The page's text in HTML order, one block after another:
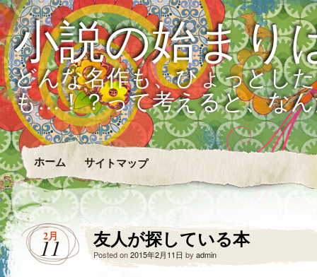
小説の始まり
どんな名作も、ひょっとし
も…！？って考えると、な
ホーム サイトマップ
2月
11 友人が探している本
Posted on2015年2月11日 by admin